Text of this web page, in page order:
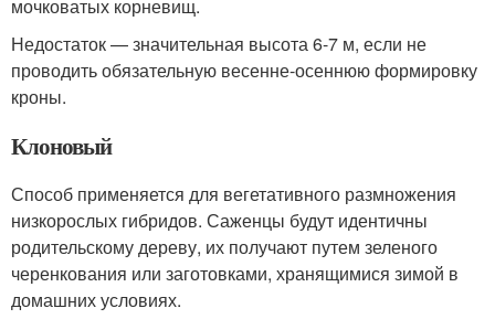
мочковатых корневищ.
Недостаток — значительная высота 6-7 м, если не
проводить обязательную весенне-осеннюю формировку
кроны.
Клоновый
Способ применяется для вегетативного размножения
низкорослых гибридов. Саженцы будут идентичны
родительскому дереву, их получают путем зеленого
черенкования или заготовками, хранящимися зимой в
домашних условиях.